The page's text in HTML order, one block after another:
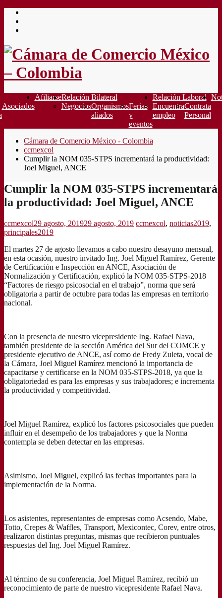
Saltar
contenido
Asociados
AfiliarseRelación Bilateral
NegociosOrganismos
aliados
Ferias
y
eventos
Relación Laboral
Encuentra
empleo
Contrata
Personal
Cámara de Comercio México - Colombia
ccmexcol
Cumplir la NOM 035-STPS incrementará la productividad:
Joel Miguel, ANCE
Cumplir la NOM 035-STPS incrementará
la productividad: Joel Miguel, ANCE
ccmexcol29 agosto, 201929 agosto, 2019 ccmexcol, noticias2019,
principales2019
El martes 27 de agosto llevamos a cabo nuestro desayuno mensual,
en esta ocasión, nuestro invitado Ing. Joel Miguel Ramírez, Gerente
de Certificación e Inspección en ANCE, Asociación de
Normalización y Certificación, explicó la NOM 035-STPS-2018
“Factores de riesgo psicosocial en el trabajo”, norma que será
obligatoria a partir de octubre para todas las empresas en territorio
nacional.
Con la presencia de nuestro vicepresidente Ing. Rafael Nava,
también presidente de la sección América del Sur del COMCE y
presidente ejecutivo de ANCE, así como de Fredy Zuleta, vocal de
la Cámara, Joel Miguel Ramírez mencionó la importancia de
capacitarse y certificarse en la NOM 035-STPS-2018, ya que la
obligatoriedad es para las empresas y sus trabajadores; e incrementa
la productividad y competitividad.
Joel Miguel Ramírez, explicó los factores psicosociales que pueden
influir en el desempeño de los trabajadores y que la Norma
contempla se deben detectar en las empresas.
Asimismo, Joel Miguel, explicó las fechas importantes para la
implementación de la Norma.
Los asistentes, representantes de empresas como Acsendo, Mabe,
Totto, Crepes & Waffles, Transport, Mexicontec, Corev, entre otros,
realizaron distintas preguntas, mismas que recibieron puntuales
respuestas del Ing. Joel Miguel Ramírez.
Al término de su conferencia, Joel Miguel Ramírez, recibió un
reconocimiento de parte de nuestro vicepresidente Rafael Nava.